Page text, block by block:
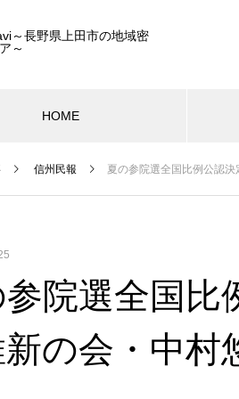
HOME
信州民報 夏の参院選全国比例公認
院選全国比
の会・中村